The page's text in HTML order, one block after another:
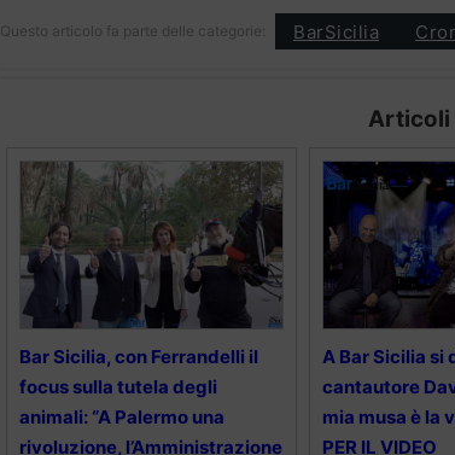
Questo articolo fa parte delle categorie: BarSicilia
Articoli
Bar Sicilia, con Ferrandelli il
focus sulla tutela degli
animali: “A Palermo una
rivoluzione, l’Amministrazione
A Bar Sicilia si
cantautore
mia musa è la
PER IL VIDEO